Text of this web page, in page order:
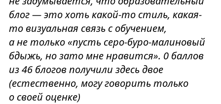
блог — это хоть какой-то стиль, какая-
то визуальная связь с обучением,
а не только «пусть серо-буро-малиновый
бдыжь, но зато мне нравится». 0 баллов
из 46 блогов получили здесь двое
(естественно, могу говорить только
о своей оценке)